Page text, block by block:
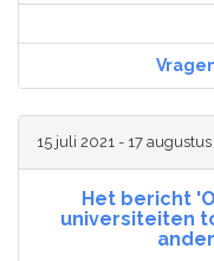
15 juli 2021 - 17
Het bericht
universiteiten